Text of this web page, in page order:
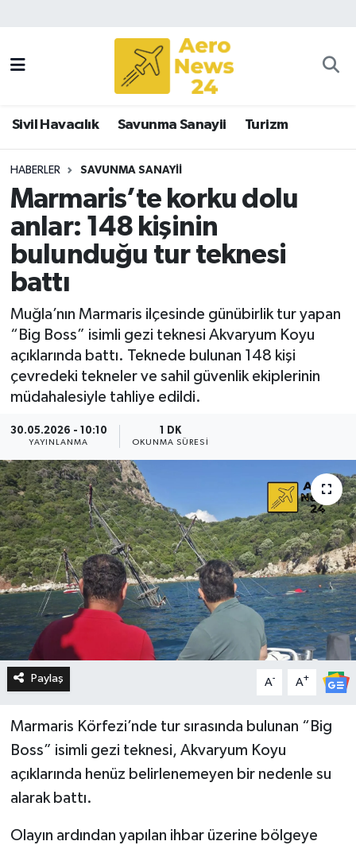
Sivil Havacılık Savunma Sanayii Turizm
HABERLER SAVUNMA SANAYII
Marmaris’te korku dolu
anlar: 148 kişinin
bulunduğu tur teknesi
battı
Muğla’nın Marmaris ilçesinde günübirlik tur yapan
“Big Boss” isimli gezi teknesi Akvaryum Koyu
açıklarında battı. Teknede bulunan 148 kişi
çevredeki tekneler ve sahil güvenlik ekiplerinin
müdahalesiyle tahliye edildi.
30.05.2026 - 10:10
YAYINLANMA
1 DK
OKUNMA SÜRESI
Paylaş A- A+
Marmaris Körfezi’nde tur sırasında bulunan “Big
Boss” isimli gezi teknesi, Akvaryum Koyu
açıklarında henüz belirlenemeyen bir nedenle su
alarak battı.
Olayın ardından yapılan ihbar üzerine bölgeye